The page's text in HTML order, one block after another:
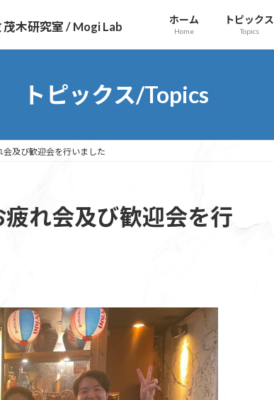
木研究室 / Mogi Lab ホーム
Home
トピックス
Topics
トピックス/Topics
会及び歓迎会を行いました
疲れ会及び歓迎会を行